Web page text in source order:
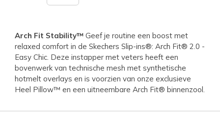
Arch Fit Stability™ Geef je routine een boost met
relaxed comfort in de Skechers Slip-ins®: Arch Fit® 2.0 -
Easy Chic. Deze instapper met veters heeft een
bovenwerk van technische mesh met synthetische
hotmelt overlays en is voorzien van onze exclusieve
Heel Pillow™ en een uitneembare Arch Fit® binnenzool.